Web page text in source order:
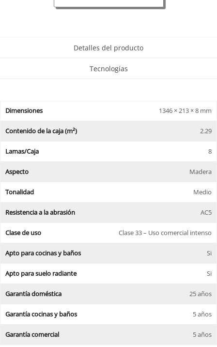
Detalles del producto
Tecnologías
Dimensiones 1346 × 213 × 8 mm
Contenido de la caja (m²) 2.29
Lamas/Caja 8
Aspecto Madera
Tonalidad Medio
Resistencia a la abrasión AC5
Clase de uso Clase 33 – Uso comercial intenso
Apto para cocinas y baños Si
Apto para suelo radiante Si
Garantía doméstica 25 años
Garantía cocinas y baños 5 años
Garantía comercial 5 años